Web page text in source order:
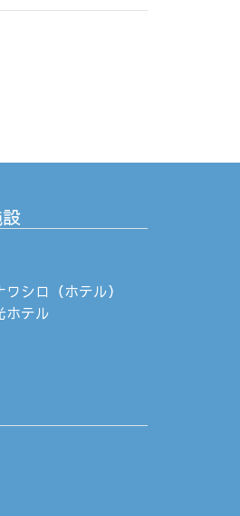
シロ（ホテル）
テル